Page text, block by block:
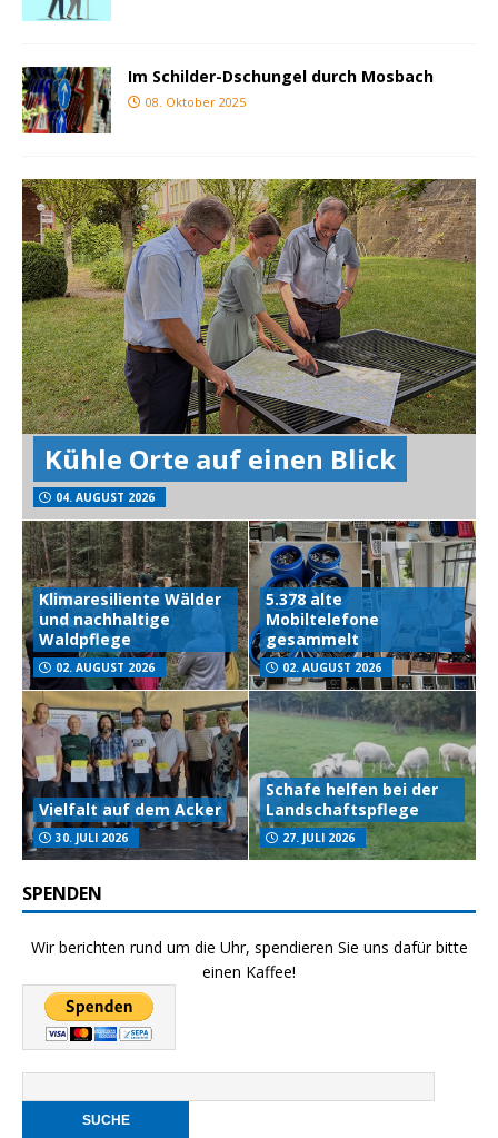
Im Schilder-Dschungel durch Mosbach
08. Oktober 2025
Kühle Orte auf einen Blick
04. AUGUST 2026
Klimaresiliente Wälder
und nachhaltige
Waldpflege
02. AUGUST 2026
5.378 alte
Mobiltelefone
gesammelt
02. AUGUST 2026
Vielfalt auf dem Acker
30. JULI 2026
Schafe helfen bei der
Landschaftspflege
27. JULI 2026
SPENDEN
Wir berichten rund um die Uhr, spendieren Sie uns dafür bitte
einen Kaffee!